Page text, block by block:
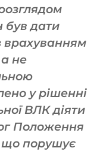
був дати
врахуванням
а не
у рішенні
ВЛК діяти
Положення
що порушує